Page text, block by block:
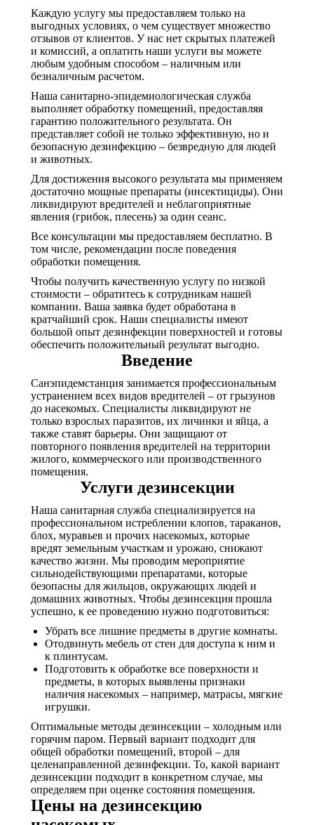
Каждую услугу мы предоставляем только на
выгодных условиях, о чем существует множество
отзывов от клиентов. У нас нет скрытых платежей
и комиссий, а оплатить наши услуги вы можете
любым удобным способом – наличным или
безналичным расчетом.
Наша санитарно-эпидемиологическая служба
выполняет обработку помещений, предоставляя
гарантию положительного результата. Он
представляет собой не только эффективную, но и
безопасную дезинфекцию – безвредную для людей
и животных.
Для достижения высокого результата мы применяем
достаточно мощные препараты (инсектициды). Они
ликвидируют вредителей и неблагоприятные
явления (грибок, плесень) за один сеанс.
Все консультации мы предоставляем бесплатно. В
том числе, рекомендации после поведения
обработки помещения.
Чтобы получить качественную услугу по низкой
стоимости – обратитесь к сотрудникам нашей
компании. Ваша заявка будет обработана в
кратчайший срок. Наши специалисты имеют
большой опыт дезинфекции поверхностей и готовы
обеспечить положительный результат выгодно.
Введение
Санэпидемстанция занимается профессиональным
устранением всех видов вредителей – от грызунов
до насекомых. Специалисты ликвидируют не
только взрослых паразитов, их личинки и яйца, а
также ставят барьеры. Они защищают от
повторного появления вредителей на территории
жилого, коммерческого или производственного
помещения.
Услуги дезинсекции
Наша санитарная служба специализируется на
профессиональном истреблении клопов, тараканов,
блох, муравьев и прочих насекомых, которые
вредят земельным участкам и урожаю, снижают
качество жизни. Мы проводим мероприятие
сильнодействующими препаратами, которые
безопасны для жильцов, окружающих людей и
домашних животных. Чтобы дезинсекция прошла
успешно, к ее проведению нужно подготовиться:
Убрать все лишние предметы в другие комнаты.
Отодвинуть мебель от стен для доступа к ним и
к плинтусам.
Подготовить к обработке все поверхности и
предметы, в которых выявлены признаки
наличия насекомых – например, матрасы, мягкие
игрушки.
Оптимальные методы дезинсекции – холодным или
горячим паром. Первый вариант подходит для
общей обработки помещений, второй – для
целенаправленной дезинфекции. То, какой вариант
дезинсекции подходит в конкретном случае, мы
определяем при оценке состояния помещения.
Цены на дезинсекцию